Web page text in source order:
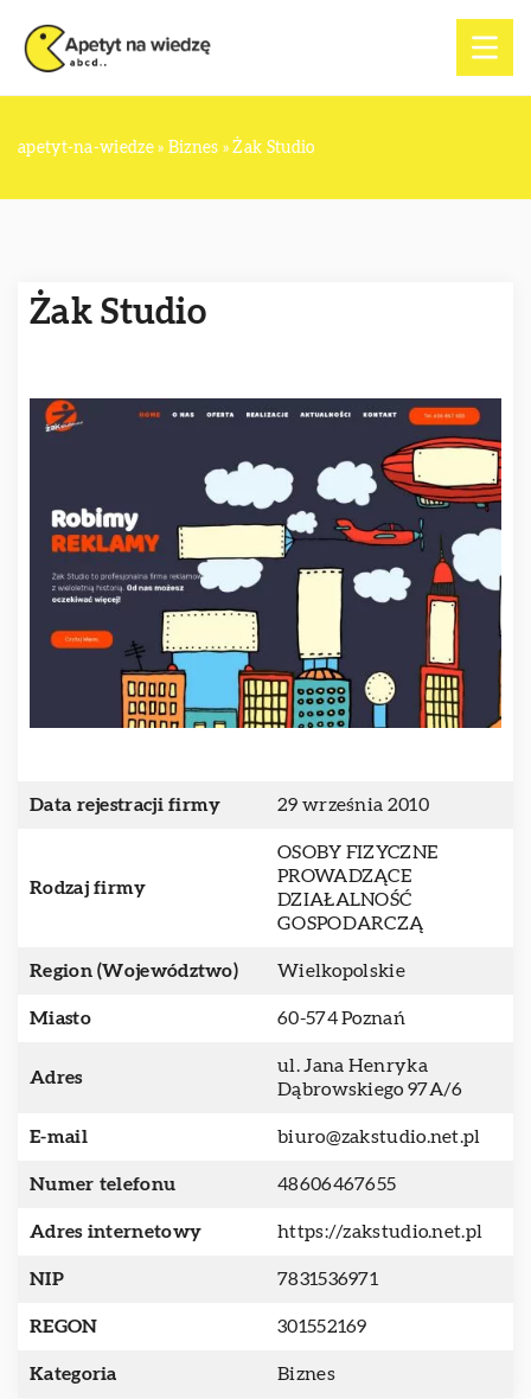
apetyt-na-wiedze» Biznes »Żak Studio
Żak Studio
Data rejestracji firmy 29 września 2010
Rodzaj firmy
OSOBY FIZYCZNE
PROWADZĄCE
DZIAŁALNOŚĆ
GOSPODARCZĄ
Region (Województwo) Wielkopolskie
Miasto 60-574 Poznań
Adres
ul. Jana Henryka
Dąbrowskiego 97A/6
E-mail biuro@zakstudio.net.pl
Numer telefonu 48606467655
Adres internetowy https://zakstudio.net.pl
NIP 7831536971
REGON 301552169
Kategoria Biznes